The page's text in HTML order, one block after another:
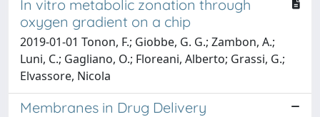
In vitro metabolic zonation through
oxygen gradient on a chip
2019-01-01 Tonon, F.; Giobbe, G. G.; Zambon, A.;
Luni, C.; Gagliano, O.; Floreani, Alberto; Grassi, G.;
Elvassore, Nicola
Membranes in Drug Delivery